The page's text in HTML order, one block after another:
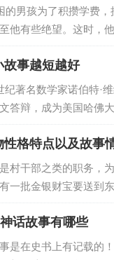
男孩为了积攒学费
他有些绝望。这时，
故事越短越好
著名数学家诺伯特·
答辩，成为美国哈佛
格特点以及故事
村干部之类的职务，
一批金银财宝要送到
话故事有哪些
是在史书上有记载的